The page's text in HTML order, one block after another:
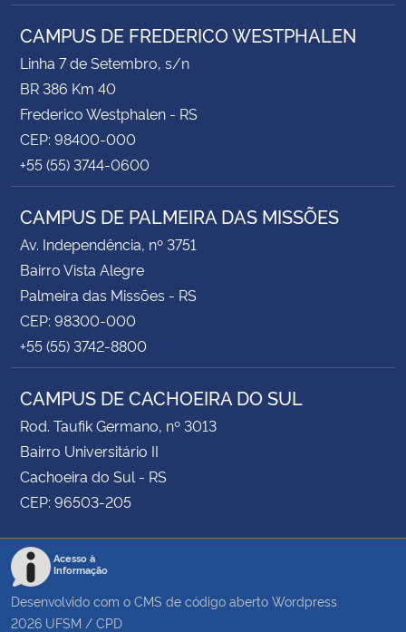
CAMPUS DE FREDERICO WESTPHALEN
Linha 7 de Setembro, s/n
BR 386 Km 40
Frederico Westphalen - RS
CEP: 98400-000
+55 (55) 3744-0600
CAMPUS DE PALMEIRA DAS MISSÕES
Av. Independência, nº 3751
Bairro Vista Alegre
Palmeira das Missões - RS
CEP: 98300-000
+55 (55) 3742-8800
CAMPUS DE CACHOEIRA DO SUL
Rod. Taufik Germano, nº 3013
Bairro Universitário II
Cachoeira do Sul - RS
CEP: 96503-205
Acesso à
Informação
Desenvolvido com o CMS de código aberto Wordpress
2026 UFSM / CPD